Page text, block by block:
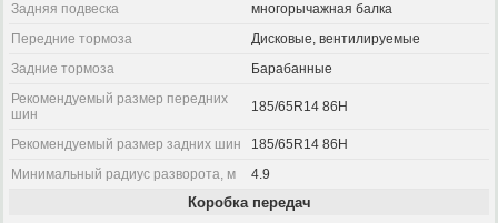
Задняя подвеска
многорычажная балка
Передние тормоза
Дисковые, вентилируемые
Задние тормоза
Барабанные
Рекомендуемый размер передних
шин
185/65R14 86H
Рекомендуемый размер задних шин
185/65R14 86H
Минимальный радиус разворота, м
4.9
Коробка передач